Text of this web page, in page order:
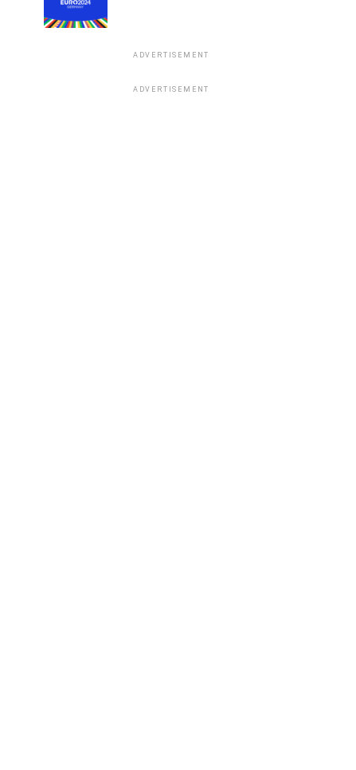
ADVERTISEMENT
ADVERTISEMENT